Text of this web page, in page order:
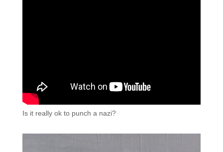
Is it really ok to punch a nazi?